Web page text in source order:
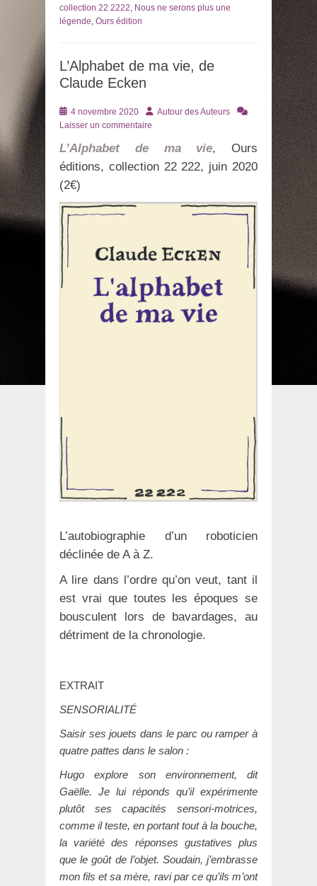
collection 22 2222 Nous ne serons plus une
légende Ours édition
L’Alphabet de ma vie, de
Claude Ecken
Posté
le
4 novembre 2020 AuteurAutour des Auteurs
Laisser un commentaire
L’Alphabet de ma vie, Ours
éditions, collection 22 222, juin 2020
(2€)
L’autobiographie d’un roboticien
déclinée de A à Z.
A lire dans l’ordre qu’on veut, tant il
est vrai que toutes les époques se
bousculent lors de bavardages, au
détriment de la chronologie.
EXTRAIT
SENSORIALITÉ
Saisir ses jouets dans le parc ou ramper à
quatre pattes dans le salon :
Hugo explore son environnement, dit
Gaëlle. Je lui réponds qu’il expérimente
plutôt ses capacités sensori-motrices,
comme il teste, en portant tout à la bouche,
la variété des réponses gustatives plus
que le goût de l’objet. Soudain, j’embrasse
mon fils et sa mère, ravi par ce qu’ils m’ont